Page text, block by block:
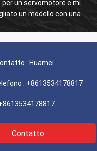
un servomotore e mi
un modello con una
superiore.
: Huamei
: +8613534178817
Contatto